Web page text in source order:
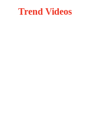
Trend Videos